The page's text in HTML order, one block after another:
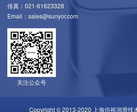
传真：021-61623328
Email：sales@sunyor.com
关注公众号
Copyright © 2013-2020 上海信裕润滑技